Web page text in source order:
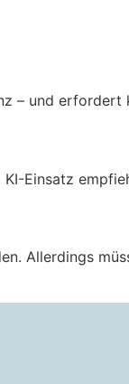
– und erfordert
Einsatz
Allerdings